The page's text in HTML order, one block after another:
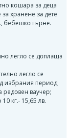
кошара за деца
хранене за дете
бебешко гърне.
легло се доплаща
легло се
избрания период;
редовен ваучер;
кг.- 15,65 лв.